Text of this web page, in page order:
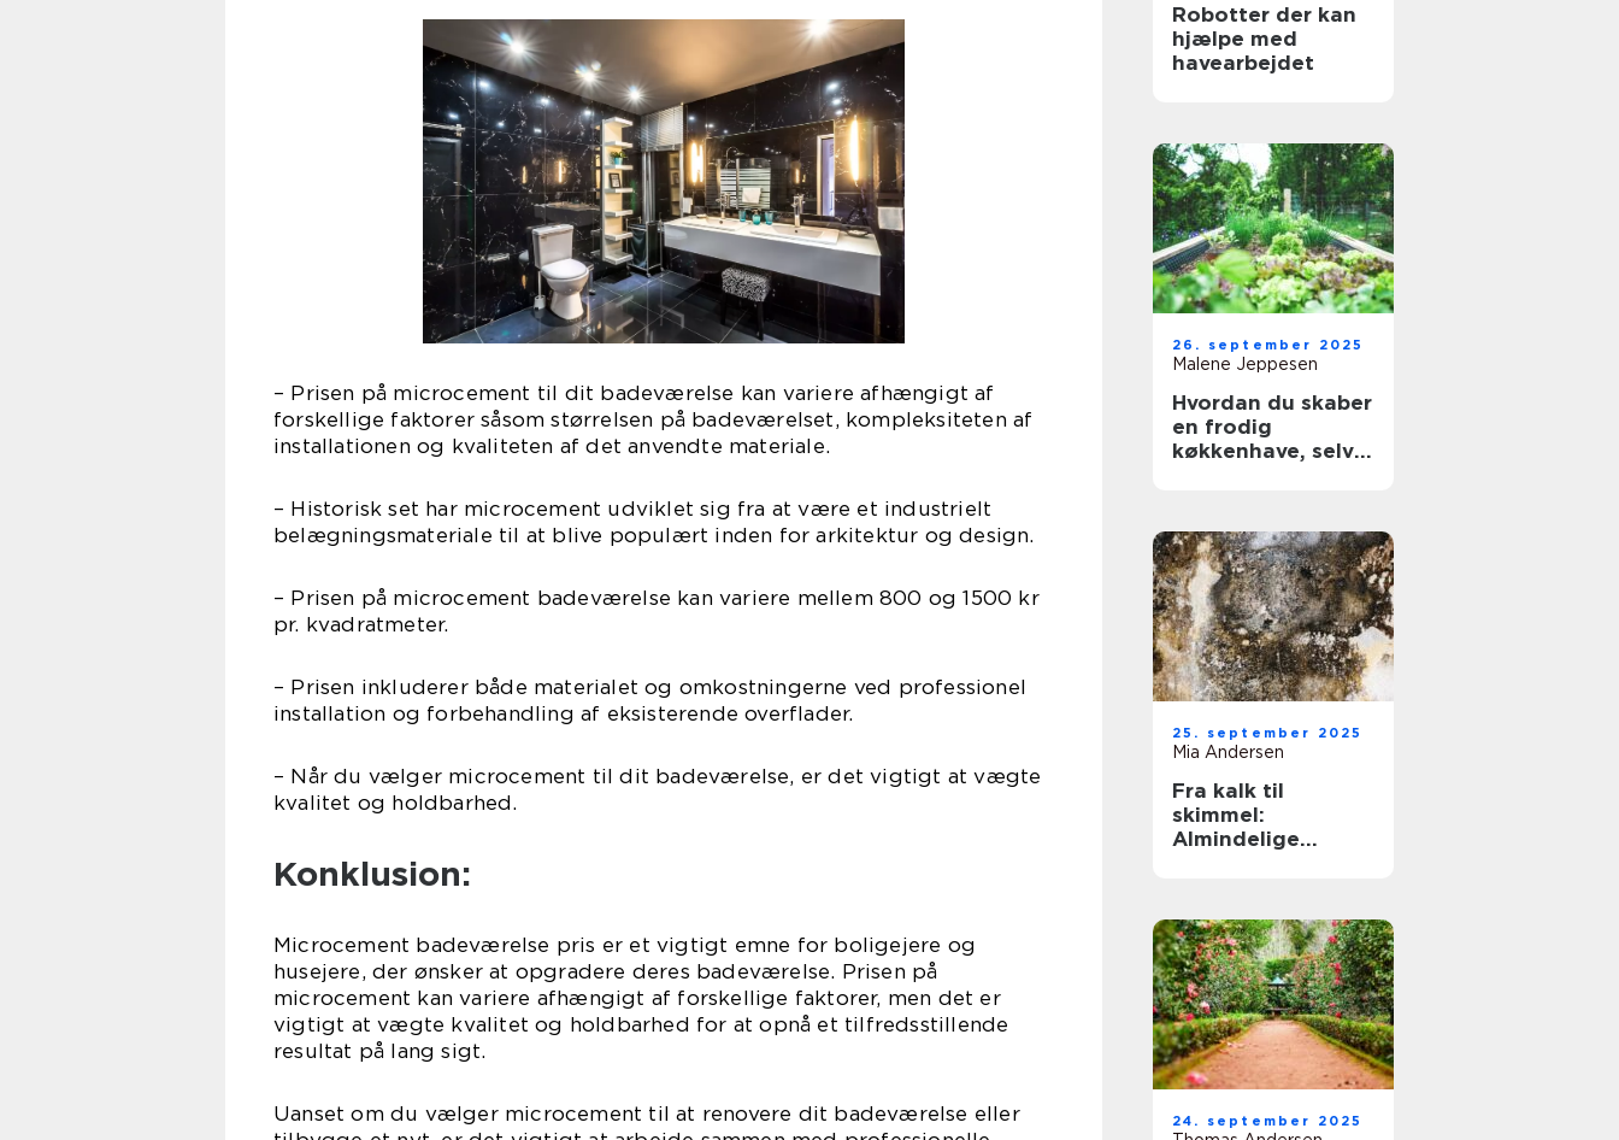
– Prisen på microcement til dit badeværelse kan variere afhængigt af
forskellige faktorer såsom størrelsen på badeværelset, kompleksiteten af
installationen og kvaliteten af det anvendte materiale.
– Historisk set har microcement udviklet sig fra at være et industrielt
belægningsmateriale til at blive populært inden for arkitektur og design.
– Prisen på microcement badeværelse kan variere mellem 800 og 1500 kr
pr. kvadratmeter.
– Prisen inkluderer både materialet og omkostningerne ved professionel
installation og forbehandling af eksisterende overflader.
– Når du vælger microcement til dit badeværelse, er det vigtigt at vægte
kvalitet og holdbarhed.
Konklusion:
Microcement badeværelse pris er et vigtigt emne for boligejere og
husejere, der ønsker at opgradere deres badeværelse. Prisen på
microcement kan variere afhængigt af forskellige faktorer, men det er
vigtigt at vægte kvalitet og holdbarhed for at opnå et tilfredsstillende
resultat på lang sigt.
Uanset om du vælger microcement til at renovere dit badeværelse eller
Robotter der kan
hjælpe med
havearbejdet
26. september 2025
Malene Jeppesen
Hvordan du skaber
en frodig
køkkenhave, selv
25. september 2025
Mia Andersen
Fra kalk til
skimmel:
Almindelige
24. september 2025